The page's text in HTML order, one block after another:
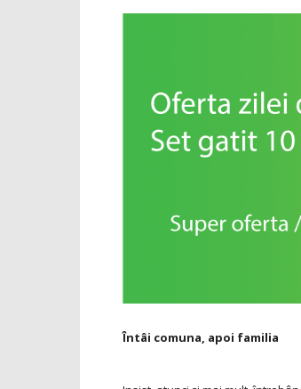
Întâi comuna, apoi familia